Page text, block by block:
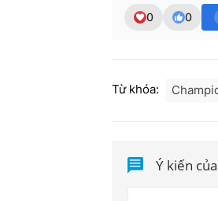
0 0
Từ khóa:
Ý kiến